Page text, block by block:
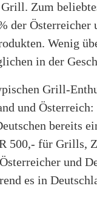
Zum
der
Wenig
in der
Grill-
und
bereits
500,- für Grills,
und
es in